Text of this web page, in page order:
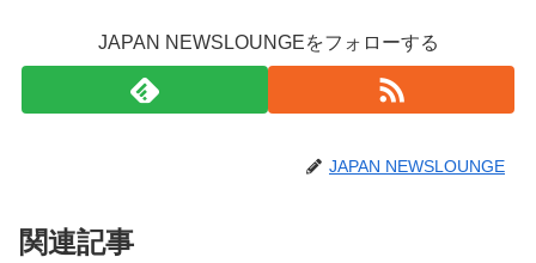
JAPAN NEWSLOUNGEをフォローする
JAPAN NEWSLOUNGE
関連記事